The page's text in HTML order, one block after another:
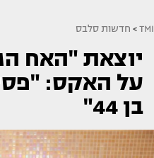
TMI
> חדשות סלבס
יוצאת "האח
על האקס:
בן 44"